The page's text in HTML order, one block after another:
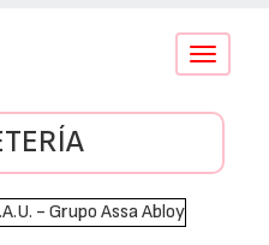
Conmutar